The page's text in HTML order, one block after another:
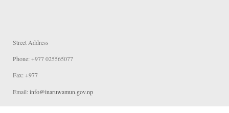
Street Address
Phone: +977 025565077
Fax: +977
Email: info@inaruwamun.gov.np